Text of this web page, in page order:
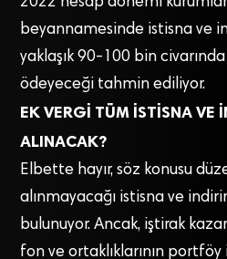
beyannamesinde istisna ve
yaklaşık 90-100 bin
ödeyeceği tahmin ediliyor.
EK VERGİ TÜM İSTİSNA VE
ALINACAK?
Elbette hayır, söz konusu
alınmayacağı istisna ve
bulunuyor. Ancak, iştirak
fon ve ortaklıklarının